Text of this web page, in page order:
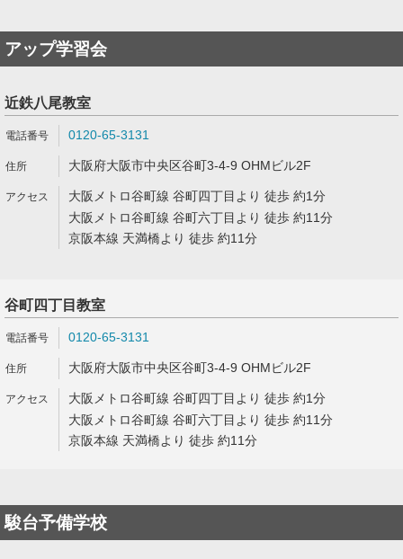
アップ学習会
近鉄八尾教室
0120-65-3131
大阪府大阪市中央区谷町3-4-9 OHMビル2F
大阪メトロ谷町線 谷町四丁目より 徒歩 約1分
大阪メトロ谷町線 谷町六丁目より 徒歩 約11分
京阪本線 天満橋より 徒歩 約11分
谷町四丁目教室
0120-65-3131
大阪府大阪市中央区谷町3-4-9 OHMビル2F
大阪メトロ谷町線 谷町四丁目より 徒歩 約1分
大阪メトロ谷町線 谷町六丁目より 徒歩 約11分
京阪本線 天満橋より 徒歩 約11分
駿台予備学校